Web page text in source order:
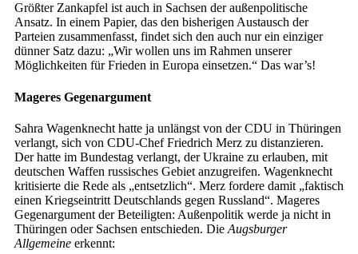
Größter Zankapfel ist auch in Sachsen der außenpolitische
Ansatz. In einem Papier, das den bisherigen Austausch der
Parteien zusammenfasst, findet sich den auch nur ein einziger
dünner Satz dazu: „Wir wollen uns im Rahmen unserer
Möglichkeiten für Frieden in Europa einsetzen.“ Das war’s!
Mageres Gegenargument
Sahra Wagenknecht hatte ja unlängst von der CDU in Thüringen
verlangt, sich von CDU-Chef Friedrich Merz zu distanzieren.
Der hatte im Bundestag verlangt, der Ukraine zu erlauben, mit
deutschen Waffen russisches Gebiet anzugreifen. Wagenknecht
kritisierte die Rede als „entsetzlich“. Merz fordere damit „faktisch
einen Kriegseintritt Deutschlands gegen Russland“. Mageres
Gegenargument der Beteiligten: Außenpolitik werde ja nicht in
Thüringen oder Sachsen entschieden. Die Augsburger
Allgemeine erkennt: